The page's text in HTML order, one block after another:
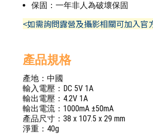
保固：一年非人為破壞保固
<如需詢問露營及攝影相關可加入
產品規格
產地：中國
輸入電壓：DC 5V 1A
輸出電壓：4.2V 1A
輸出電流：1000mA ±50mA
產品尺寸：38 x 107.5 x 29 mm
淨重：40g